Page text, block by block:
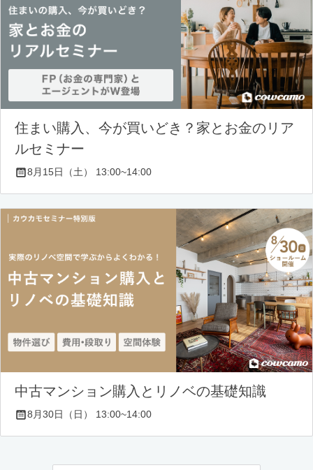
住まい購入、今が買いどき？家とお金のリア
ルセミナー
8月15日（土） 13:00~14:00
中古マンション購入とリノベの基礎知識
8月30日（日） 13:00~14:00